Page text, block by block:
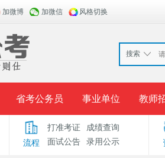
加微博 加微信 风格切换
搜索
省考公务员 事业单位 教师
面试公告 报考指导
流程
打准考证
成绩查询
面试公告
录用公示